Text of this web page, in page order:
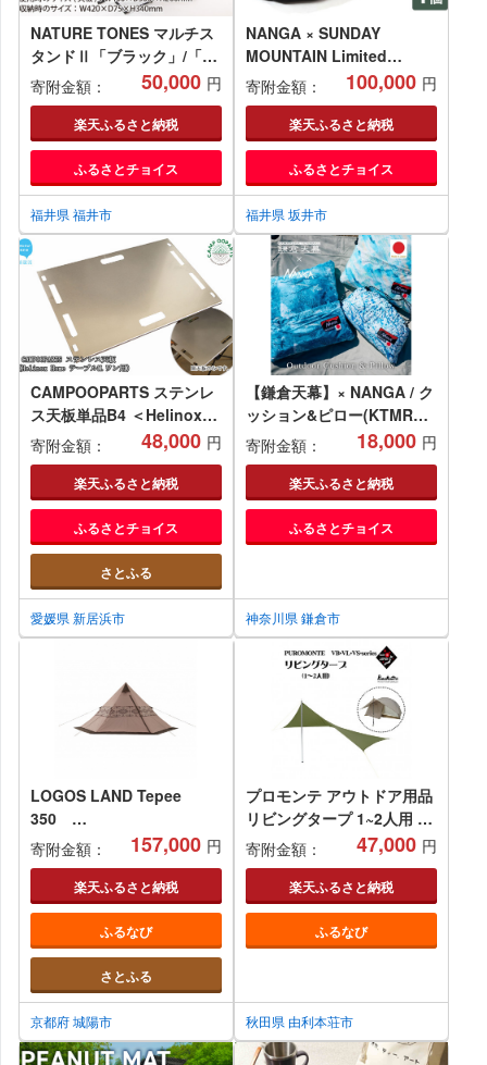
NATURE TONES マルチス
タンドⅡ「ブラック」/「レ
ッド」 [E-024007]
寄附金額： 50,000 円
楽天ふるさと納税
ふるさとチョイス
福井県 福井市
NANGA × SUNDAY
MOUNTAIN Limited
Schlaf SF800【キャンプ
防災 アウトドア シュラフ
冬用 ダウン キャンプギア
寝袋 ナンガ】 [J-8011]
寄附金額： 100,000 円
楽天ふるさと納税
ふるさとチョイス
福井県 坂井市
CAMPOOPARTS ステンレ
ス天板単品B4 ＜Helinox
Home(ヘリノックス）テー
ブルM.ワン用＞ 【キャンプ
用品】【アウトドア用品】
寄附金額： 48,000 円
楽天ふるさと納税
ふるさとチョイス
さとふる
愛媛県 新居浜市
【鎌倉天幕】× NANGA / ク
ッション&ピロー(KTMRR-
CS22)
寄附金額： 18,000 円
楽天ふるさと納税
ふるさとチョイス
神奈川県 鎌倉市
LOGOS LAND Tepee
350
71901000【1280354】
寄附金額： 157,000 円
楽天ふるさと納税
ふるなび
さとふる
京都府 城陽市
プロモンテ アウトドア用品
リビングタープ 1~2人用 国
産 テント用品 VL･V…
47,000 円
寄附金額： 47,000 円
楽天ふるさと納税
ふるなび
秋田県 由利本荘市